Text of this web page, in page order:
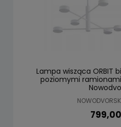
Lampa wisząca ORBIT
poziomymi ramionami
799,00